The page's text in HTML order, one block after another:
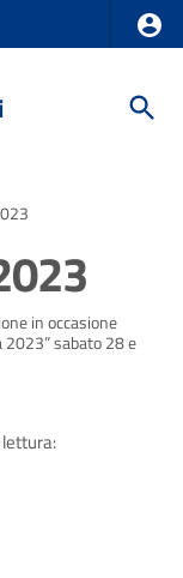
in occasione
2023” sabato 28 e